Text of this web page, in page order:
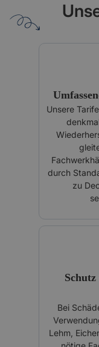
Unsere
durch
zu
Bei
Lehm,